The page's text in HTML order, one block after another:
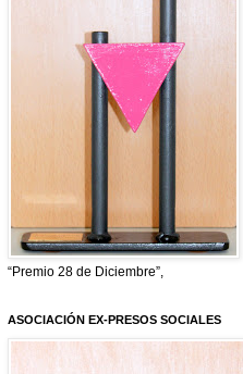
“Premio 28 de Diciembre”,
ASOCIACIÓN EX-PRESOS SOCIALES